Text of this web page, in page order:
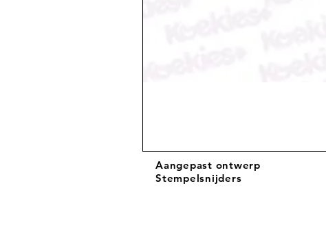
Aangepast ontwerp
Stempelsnijders